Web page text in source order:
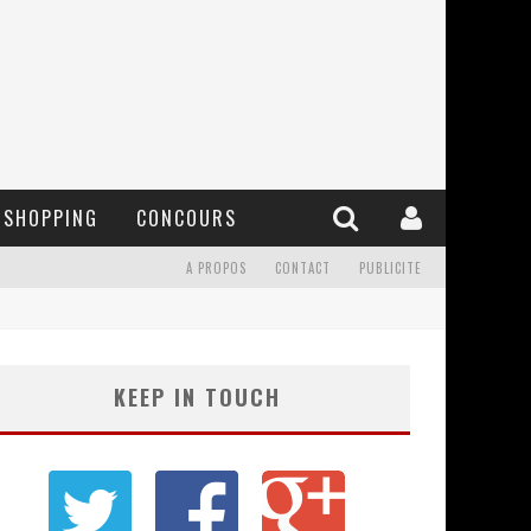
SHOPPING CONCOURS
A PROPOS CONTACT PUBLICITE
KEEP IN TOUCH